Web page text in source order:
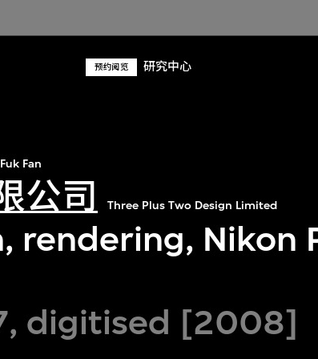
预约阅览 研究中心
Fan
公司 Three Plus Two Design Limited
rendering, Nikon
digitised [2008]